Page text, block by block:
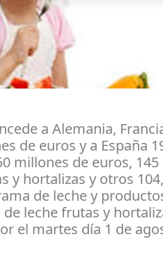
a Alemania,
de euros y a España
millones de euros,
y hortalizas y otros
de leche y
leche frutas y
el martes día 1 de